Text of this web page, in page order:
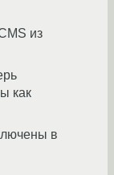
из
как
в